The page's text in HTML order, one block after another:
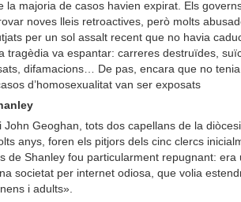
la majoria de casos havien expirat. Els
noves lleis retroactives, però molts
per un sol assalt recent que no havia
tragèdia va espantar: carreres destruïdes,
difamacions… De pas, encara que no
d’homosexualitat van ser exposats
John Geoghan, tots dos capellans de la
anys, foren els pitjors dels cinc clercs
de Shanley fou particularment repugnant: era
societat per internet odiosa, que volia
i adults».